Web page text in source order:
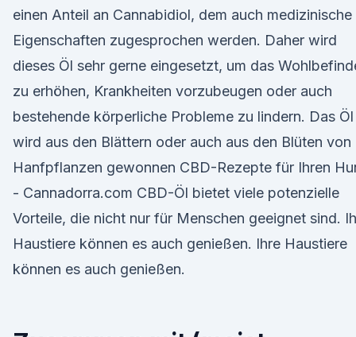
einen Anteil an Cannabidiol, dem auch medizinische
Eigenschaften zugesprochen werden. Daher wird
dieses Öl sehr gerne eingesetzt, um das
zu erhöhen, Krankheiten vorzubeugen oder auch
bestehende körperliche Probleme zu lindern. Das Öl
wird aus den Blättern oder auch aus den Blüten von
Hanfpflanzen gewonnen CBD-Rezepte für Ihren
- Cannadorra.com CBD-Öl bietet viele potenzielle
Vorteile, die nicht nur für Menschen geeignet sind.
Haustiere können es auch genießen. Ihre Haustiere
können es auch genießen.